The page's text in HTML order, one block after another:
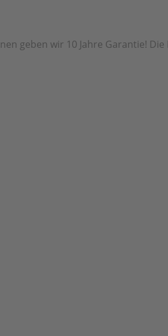
geben wir 10 Jahre Garantie!